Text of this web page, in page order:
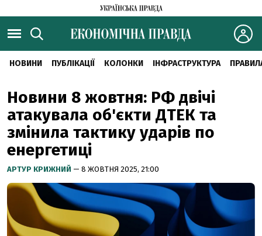
НОВИНИ ПУБЛІКАЦІЇ КОЛОНКИ ІНФРАСТРУКТУРА
Новини 8 жовтня: РФ двічі
атакувала об'єкти ДТЕК та
змінила тактику ударів по
енергетиці
АРТУР КРИЖНИЙ — 8 ЖОВТНЯ 2025, 21:00